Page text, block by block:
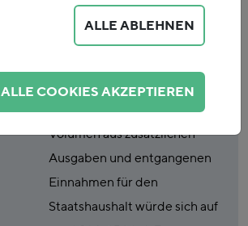
enthält verschiedene
Subventionen und Anreize
erhöhen können. Das finanzielle
Volumen aus zusätzlichen
Ausgaben und entgangenen
Einnahmen für den
Staatshaushalt würde sich auf
ALLE ABLEHNEN
ALLE COOKIES AKZEPTIEREN